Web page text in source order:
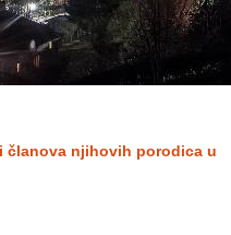
članova njihovih porodica u